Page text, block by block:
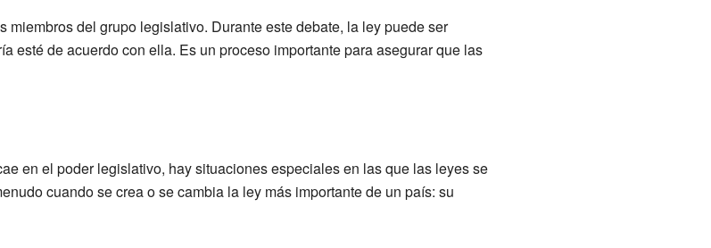
miembros del grupo legislativo. Durante este debate, la ley puede ser
esté de acuerdo con ella. Es un proceso importante para asegurar que las
en el poder legislativo, hay situaciones especiales en las que las leyes se
cuando se crea o se cambia la ley más importante de un país: su